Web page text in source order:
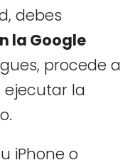
debes
la Google
procede a
ejecutar la
iPhone o